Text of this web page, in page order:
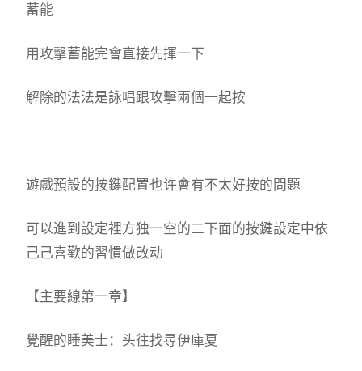
蓄能
用攻擊蓄能完會直接先揮一下
解除的法法是詠唱跟攻擊兩個一起按
遊戲預設的按鍵配置也许會有不太好按的問題
可以進到設定裡方独一空的二下面的按鍵設定中依
己己喜歡的習慣做改动
【主要線第一章】
覺醒的睡美士：头往找尋伊庫夏